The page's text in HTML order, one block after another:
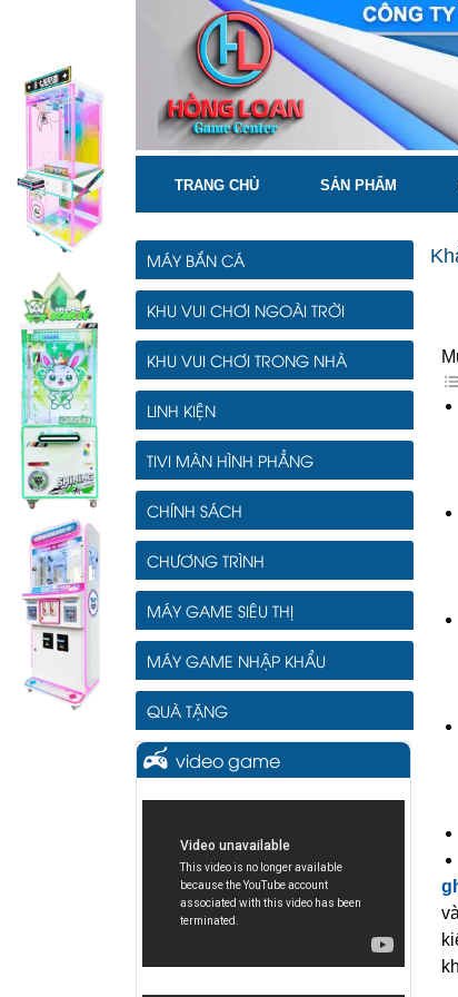
tintuc_chitiet
TRANG CHỦ SẢN PHẨM
MÁY BẮN CÁ
KHU VUI CHƠI NGOÀI TRỜI
KHU VUI CHƠI TRONG NHÀ
LINH KIỆN
TIVI MÀN HÌNH PHẲNG
CHÍNH SÁCH
CHƯƠNG TRÌNH
MÁY GAME SIÊU THỊ
MÁY GAME NHẬP KHẨU
QUÀ TẶNG
video game